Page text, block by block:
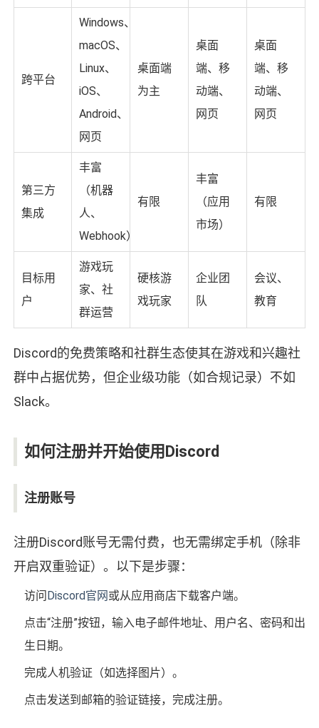
跨平台
Windows、
macOS、
Linux、
iOS、
Android、
网页
桌面端
为主
桌面
端、移
动端、
网页
桌面
端、移
动端、
网页
第三方
集成
丰富
（机器
人、
Webhook）
有限
丰富
（应用
市场）
有限
目标用
户
游戏玩
家、社
群运营
硬核游
戏玩家
企业团
队
会议、
教育
Discord的免费策略和社群生态使其在游戏和兴趣社
群中占据优势，但企业级功能（如合规记录）不如
Slack。
如何注册并开始使用Discord
注册账号
注册Discord账号无需付费，也无需绑定手机（除非
开启双重验证）。以下是步骤：
访问Discord官网或从应用商店下载客户端。
点击“注册”按钮，输入电子邮件地址、用户名、密码和出
生日期。
完成人机验证（如选择图片）。
点击发送到邮箱的验证链接，完成注册。